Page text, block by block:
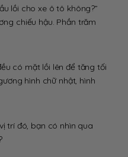
lồi cho xe ô tô không?”
chiếu hậu. Phần trăm
có mặt lồi lên để tăng tối
hình chữ nhật, hình
trí đó, bạn có nhìn qua